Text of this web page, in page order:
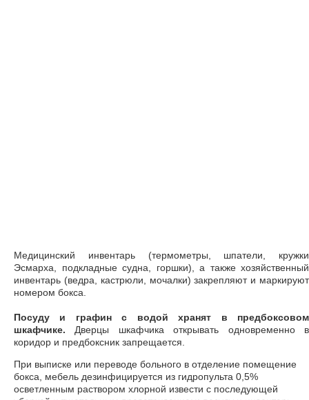
Медицинский инвентарь (термометры, шпатели, кружки
Эсмарха, подкладные судна, горшки), а также хозяйственный
инвентарь (ведра, кастрюли, мочалки) закрепляют и маркируют
номером бокса.
Посуду и графин с водой хранят в предбоксовом
шкафчике. Дверцы шкафчика открывать одновременно в
коридор и предбоксник запрещается.
При выписке или переводе больного в отделение помещение
бокса, мебель дезинфицируется из гидропульта 0,5%
осветленным раствором хлорной извести с последующей